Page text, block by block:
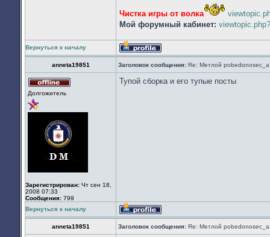
Чистка игры от волка
Мой форумный кабинет:
Вернуться к началу
Профиль
anneta19851
Заголовок сообщения: Re: Метлой pobedonosec_а
Долгожитель
Зарегистрирован: Чт сен 18,
2008 07:33
Сообщения: 799
Тупой сборка и его тупые посты
Вернуться к началу
Профиль
anneta19851
Заголовок сообщения: Re: Метлой pobedonosec_а